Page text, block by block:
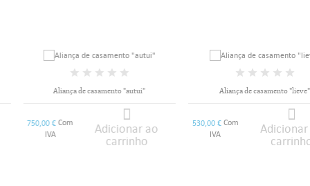
Aliança de casamento "autui"
750,00 €Com
Adicionar ao
carrinho
Aliança de casamento "lieve"
530,00 €Com
Adicionar ao
carrinho